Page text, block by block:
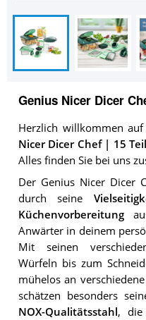
Genius Nicer Dicer
Herzlich willkommen
Nicer Dicer Chef | 15
Alles finden Sie bei uns
Der Genius Nicer Dicer
durch seine
Küchenvorbereitung
Anwärter in deinem
Mit seinen
Würfeln bis zum
mühelos an
schätzen besonders
NOX-Qualitätsstahl, die